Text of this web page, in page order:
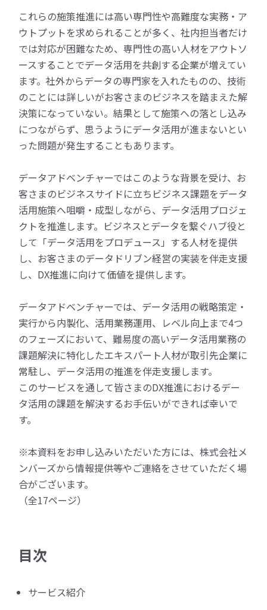
これらの施策推進には高い専門性や高難度な実務・ア
ウトプットを求められることが多く、社内担当者だけ
では対応が困難なため、専門性の高い人材をアウトソ
ースすることでデータ活用を共創する企業が増えてい
ます。社外からデータの専門家を入れたものの、技術
のことには詳しいがお客さまのビジネスを踏まえた解
決策になっていない。結果として施策への落とし込み
につながらず、思うようにデータ活用が進まないとい
った問題が発生することもあります。
データアドベンチャーではこのような背景を受け、お
客さまのビジネスサイドに立ちビジネス課題をデータ
活用施策へ咀嚼・成型しながら、データ活用プロジェ
クトを推進します。ビジネスとデータを繋ぐハブ役と
して「データ活用をプロデュース」する人材を提供
し、お客さまのデータドリブン経営の実装を伴走支援
し、DX推進に向けて価値を提供します。
データアドベンチャーでは、データ活用の戦略策定・
実行から内製化、活用業務運用、レベル向上まで4つ
のフェーズにおいて、難易度の高いデータ活用業務の
課題解決に特化したエキスパート人材が取引先企業に
常駐し、データ活用の推進を伴走支援します。
このサービスを通して皆さまのDX推進におけるデー
タ活用の課題を解決するお手伝いができれば幸いで
す。
※本資料をお申し込みいただいた方には、株式会社メ
ンバーズから情報提供等やご連絡をさせていただく場
合がございます。
（全17ページ）
目次
サービス紹介